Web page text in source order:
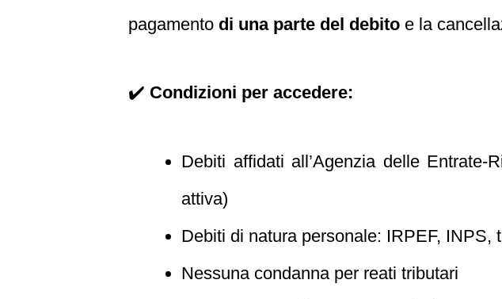
pagamento di una parte del debito e la
✔️ Condizioni per accedere:
Debiti affidati all’Agenzia delle
attiva)
Debiti di natura personale: IRPEF, INPS,
Nessuna condanna per reati tributari